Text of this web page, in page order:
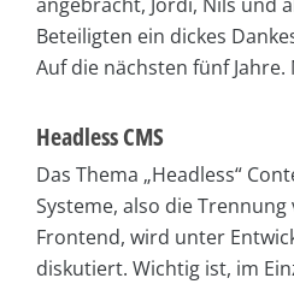
Beteiligten ein dickes
Auf die nächsten fünf Jahre.
Headless CMS
Das Thema „Headless“
Systeme, also die
Frontend, wird unter
diskutiert. Wichtig ist, im